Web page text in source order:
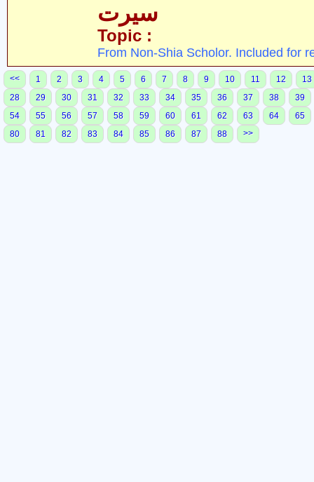
سیرت
Topic :
From Non-Shia Scholor. Included for
<< 1 2 3 4 5 6 7 8 9 10 11 12
13
28
29 30 31 32 33 34 35 36 37 38
39
54
55 56 57 58 59 60 61 62 63 64
65
80
81 82 83 84 85 86 87 88 >>